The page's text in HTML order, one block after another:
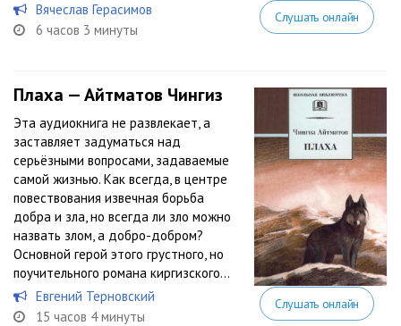
Вячеслав Герасимов
6 часов 3 минуты
Слушать онлайн
Плаха — Айтматов Чингиз
Эта аудиокнига не развлекает, а
заставляет задуматься над
серьёзными вопросами, задаваемые
самой жизнью. Как всегда, в центре
повествования извечная борьба
добра и зла, но всегда ли зло можно
назвать злом, а добро-добром?
Основной герой этого грустного, но
поучительного романа киргизского...
Евгений Терновский
15 часов 4 минуты
Слушать онлайн